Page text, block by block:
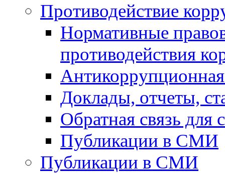
Противодействие
Нормативные
противодействия
Антикоррупционная
Доклады, отчеты,
Обратная связь
Публикации в СМИ
Публикации в СМИ